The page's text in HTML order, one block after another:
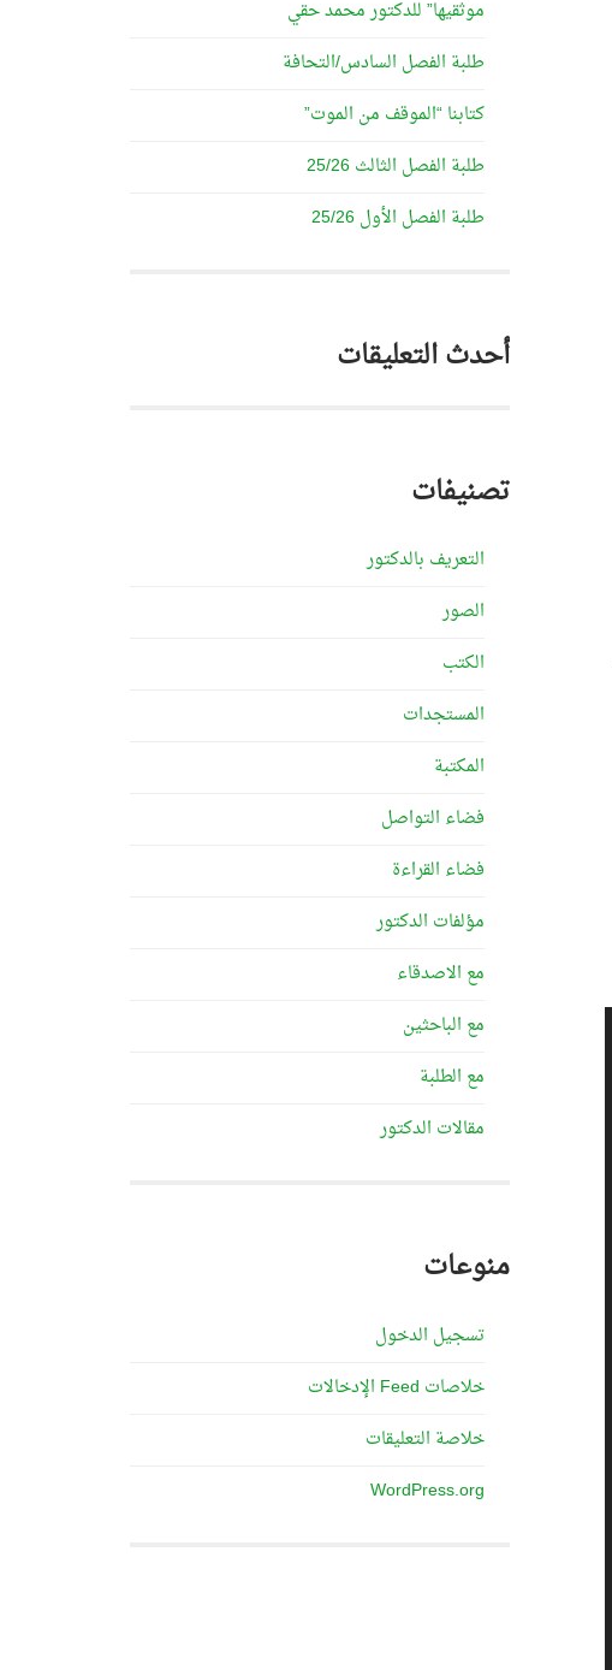
موثقيها” للدكتور محمد حقي
طلبة الفصل السادس/التحافة
كتابنا “الموقف من الموت”
طلبة الفصل الثالث 25/26
طلبة الفصل الأول 25/26
أحدث التعليقات
تصنيفات
التعريف بالدكتور
الصور
الكتب
المستجدات
المكتبة
فضاء التواصل
فضاء القراءة
مؤلفات الدكتور
مع الاصدقاء
مع الباحثين
مع الطلبة
مقالات الدكتور
منوعات
تسجيل الدخول
خلاصات Feed الإدخالات
خلاصة التعليقات
WordPress.org